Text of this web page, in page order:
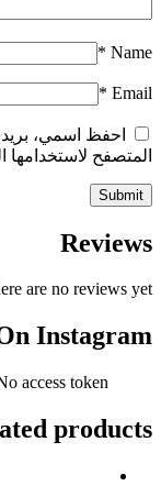
Name
*
Email
*
احفظ اسمي،
المتصفح لاستخدامها
Reviews
are no reviews yet.
Instagram
access token
products